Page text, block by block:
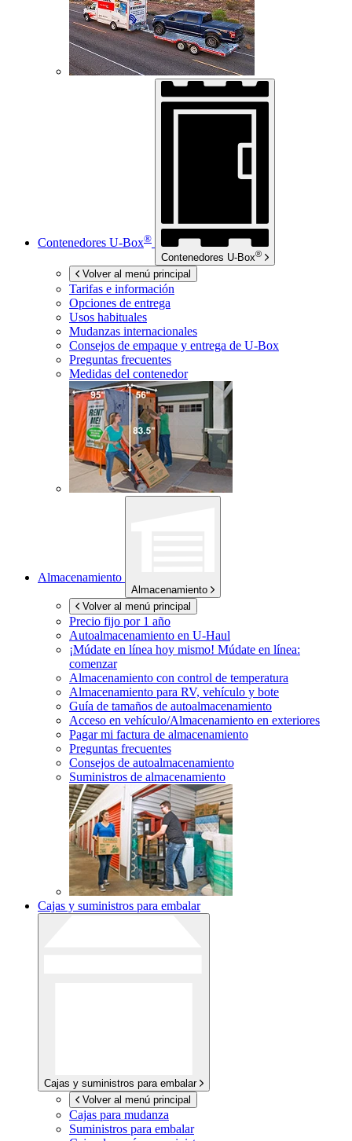
Contenedores U-Box®
Contenedores U-Box®
Volver al menú principal
Tarifas e información
Opciones de entrega
Usos habituales
Mudanzas internacionales
Consejos de empaque y entrega de U-Box
Preguntas frecuentes
Medidas del contenedor
Almacenamiento
Almacenamiento
Volver al menú principal
Precio fijo por 1 año
Autoalmacenamiento en U-Haul
¡Múdate en línea hoy mismo! Múdate en línea:
comenzar
Almacenamiento con control de temperatura
Almacenamiento para RV, vehículo y bote
Guía de tamaños de autoalmacenamiento
Acceso en vehículo/Almacenamiento en exteriores
Pagar mi factura de almacenamiento
Preguntas frecuentes
Consejos de autoalmacenamiento
Suministros de almacenamiento
Cajas y suministros para embalar
Cajas y suministros para embalar
Volver al menú principal
Cajas para mudanza
Suministros para embalar